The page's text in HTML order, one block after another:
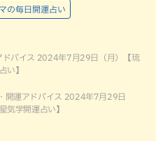
の毎日開運占い
ドバイス 2024年7月29日（月）【琉
い】
開運アドバイス 2024年7月29日
気学開運占い】